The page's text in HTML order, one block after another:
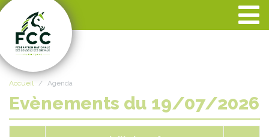
Accueil Agenda
Evènements du 19/07/2026
Panneau de gestion des cookies